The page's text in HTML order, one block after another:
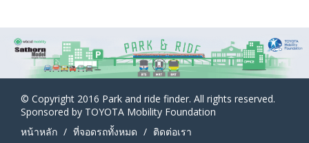
© Copyright 2016 Park and ride finder. All rights reserved.
Sponsored by TOYOTA Mobility Foundation
หน้าหลัก
ที่จอดรถทั้งหมด ติดต่อเรา